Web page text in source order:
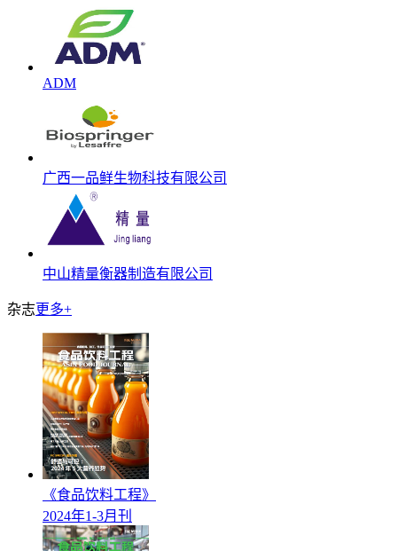
ADM
广西一品鲜生物科技有限公司
中山精量衡器制造有限公司
杂志更多+
《食品饮料工程》
2024年1-3月刊